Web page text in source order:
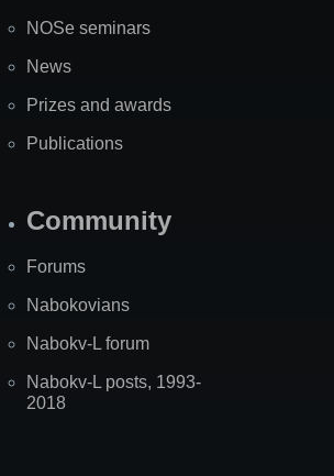
NOSe seminars
News
Prizes and awards
Publications
Community
Forums
Nabokovians
Nabokv-L forum
Nabokv-L posts, 1993-
2018